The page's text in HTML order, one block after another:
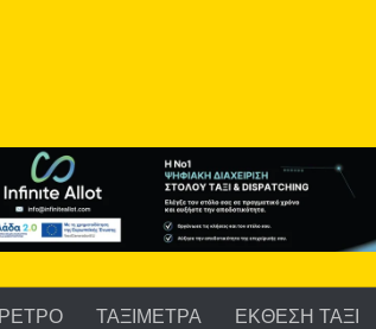
ΡΕΤΡΟ ΤΑΞΙΜΕΤΡΑ ΕΚΘΕΣΗ ΤΑΞΙ